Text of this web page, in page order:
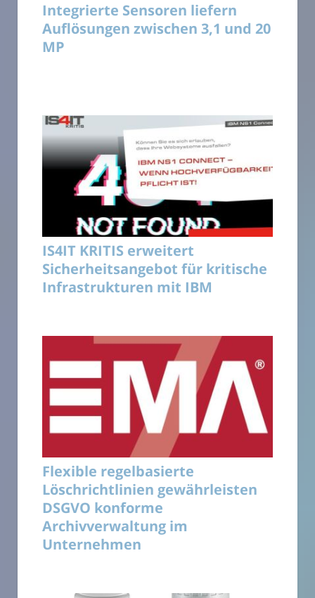
Integrierte Sensoren liefern
Auflösungen zwischen 3,1 und 20
MP
IS4IT KRITIS erweitert
Sicherheitsangebot für kritische
Infrastrukturen mit IBM
Flexible regelbasierte
Löschrichtlinien gewährleisten
DSGVO konforme
Archivverwaltung im
Unternehmen